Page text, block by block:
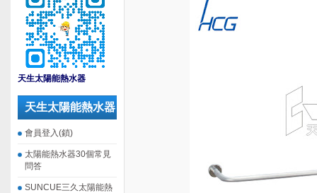
天生太陽能熱水器
天生太陽能熱水器
會員登入(鎖)
太陽能熱水器30個常見
問答
SUNCUE三久太陽能熱